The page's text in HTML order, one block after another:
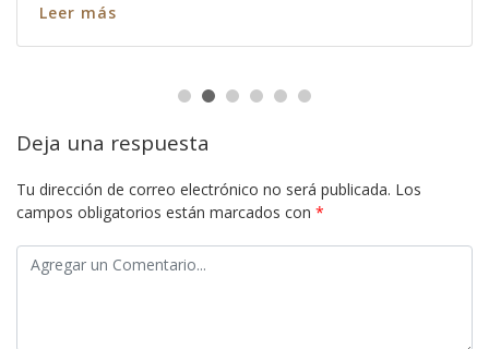
Leer más
Deja una respuesta
Tu dirección de correo electrónico no será publicada. Los
campos obligatorios están marcados con *